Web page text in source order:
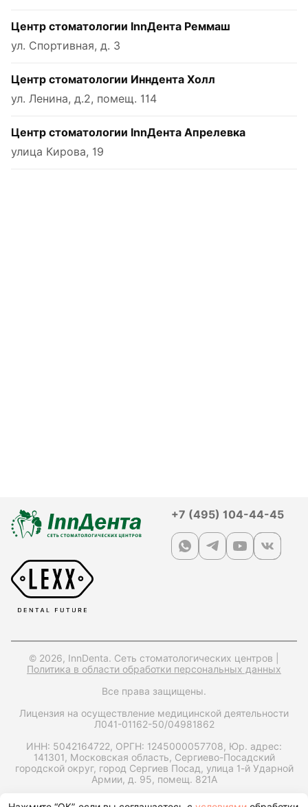
Центр стоматологии InnДента Реммаш
ул. Спортивная, д. 3
Центр стоматологии Инндента Холл
ул. Ленина, д.2, помещ. 114
Центр стоматологии InnДента Апрелевка
улица Кирова, 19
+7 (495) 104-44-45
© 2026, InnDenta. Сеть стоматологических центров |
Политика в области обработки персональных данных
Все права защищены.
Лицензия на осуществление медицинской деятельности
Л041-01162-50/04981862
ИНН: 5042164722, ОРГН: 1245000057708, Юр. адрес:
141301, Московская область, Сергиево-Посадский
городской округ, город Сергиев Посад, улица 1-й Ударной
Армии, д. 95, помещ. 821А
Запрос справки на налоговый вычет